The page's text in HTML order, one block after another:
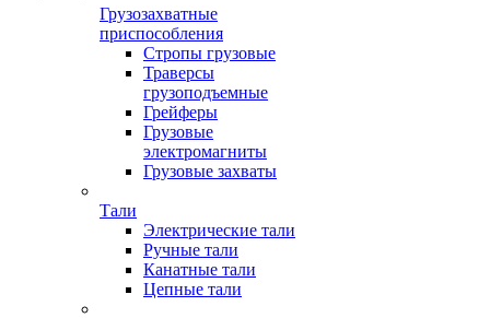
Грузозахватные
приспособления
Стропы грузовые
Траверсы
грузоподъемные
Грейферы
Грузовые
электромагниты
Грузовые захваты
Тали
Электрические тали
Ручные тали
Канатные тали
Цепные тали